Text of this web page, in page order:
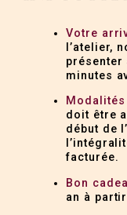
Votre
l’atelier,
présenter
minutes
Modalités
doit être
début de
facturée.
Bon
an à